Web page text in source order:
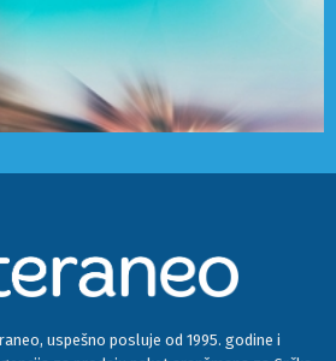
uspešno posluje od 1995. godine i